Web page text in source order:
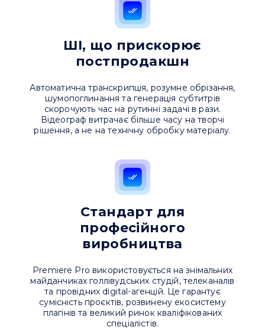
ШІ, що прискорює
постпродакшн
Автоматична транскрипція, розумне обрізання,
шумопоглинання та генерація субтитрів
скорочують час на рутинні задачі в рази.
Відеограф витрачає більше часу на творчі
рішення, а не на технічну обробку матеріалу.
Стандарт для
професійного
виробництва
Premiere Pro використовується на знімальних
майданчиках голлівудських студій, телеканалів
та провідних digital-агенцій. Це гарантує
сумісність проєктів, розвинену екосистему
плагінів та великий ринок кваліфікованих
спеціалістів.
Надіслати повідомлення